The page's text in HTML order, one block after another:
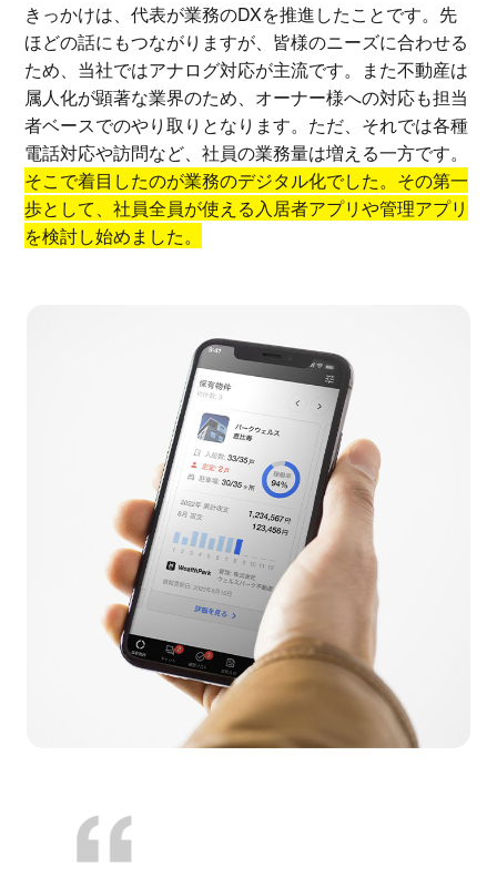
きっかけは、代表が業務のDXを推進したことです。先
ほどの話にもつながりますが、皆様のニーズに合わせる
ため、当社ではアナログ対応が主流です。また不動産は
属人化が顕著な業界のため、オーナー様への対応も担当
者ベースでのやり取りとなります。ただ、それでは各種
電話対応や訪問など、社員の業務量は増える一方です。
そこで着目したのが業務のデジタル化でした。その第一
歩として、社員全員が使える入居者アプリや管理アプリ
を検討し始めました。